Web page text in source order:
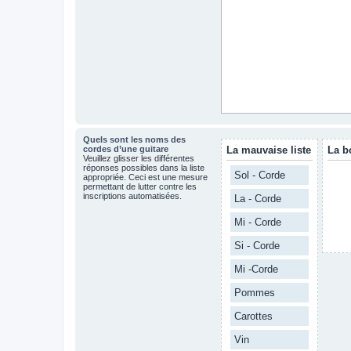
Quels sont les noms des
cordes d’une guitare
Veuillez glisser les différentes
réponses possibles dans la liste
appropriée. Ceci est une mesure
permettant de lutter contre les
inscriptions automatisées.
La mauvaise liste
Sol - Corde
La - Corde
Mi - Corde
Si - Corde
Mi -Corde
Pommes
Carottes
Vin
La